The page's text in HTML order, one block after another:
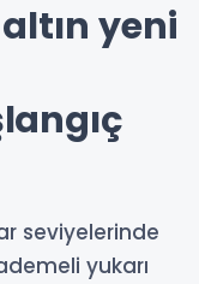
yeni
seviyelerinde
yukarı